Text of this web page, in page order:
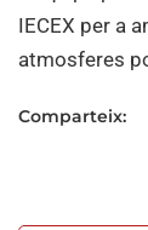
IECEX per a
atmosferes
Comparteix: